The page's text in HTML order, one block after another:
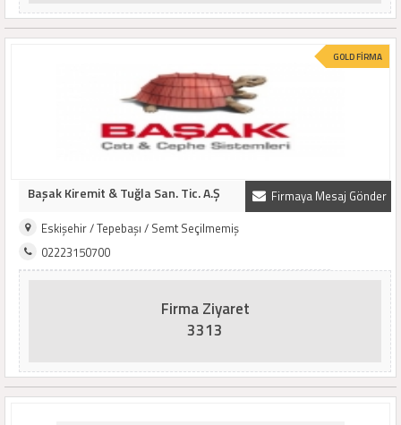
GOLD FİRMA
Firmaya Mesaj Gönder
Başak Kiremit & Tuğla San. Tic. A.Ş
Eskişehir / Tepebaşı / Semt Seçilmemiş
02223150700
Firma Ziyaret
3313